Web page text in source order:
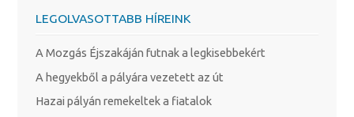
LEGOLVASOTTABB HÍREINK
A Mozgás Éjszakáján futnak a legkisebbekért
A hegyekből a pályára vezetett az út
Hazai pályán remekeltek a fiatalok